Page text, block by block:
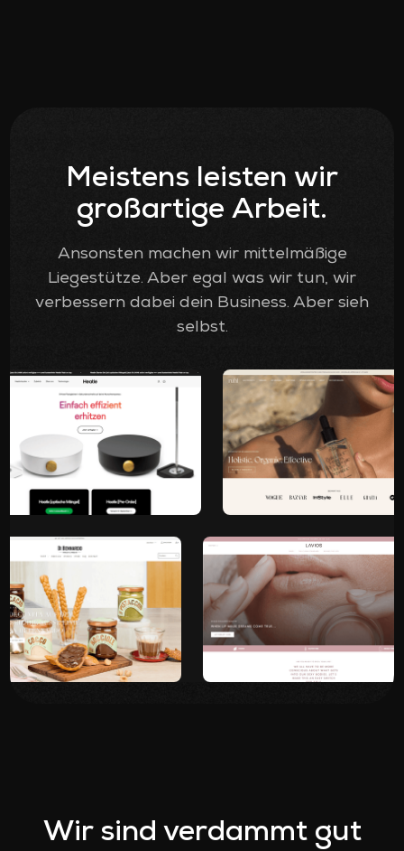
Meistens leisten wir
großartige Arbeit.
Ansonsten machen wir mittelmäßige
Liegestütze. Aber egal was wir tun, wir
verbessern dabei dein Business. Aber sieh
selbst.
Wir sind verdammt gut